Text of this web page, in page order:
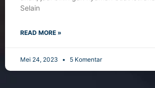
Selain
READ MORE »
Mei 24, 2023 5 Komentar